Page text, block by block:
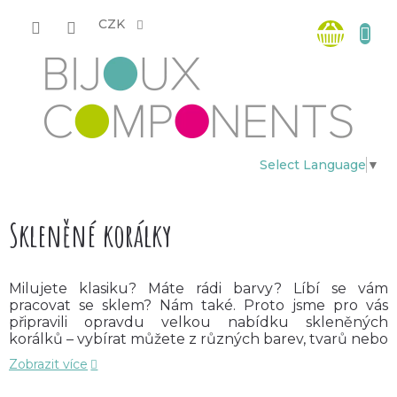
CZK
Select Language ▼
košík
Skleněné korálky
Milujete klasiku? Máte rádi barvy? Líbí se vám
pracovat se sklem? Nám také. Proto jsme pro vás
připravili opravdu velkou nabídku skleněných
korálků – vybírat můžete z různých barev, tvarů nebo
velikostí. Přejeme si, aby ve vás naše skleněné korálky
probudily inspiraci a kreativitu a vy jste stvořili úžasné
Zobrazit více